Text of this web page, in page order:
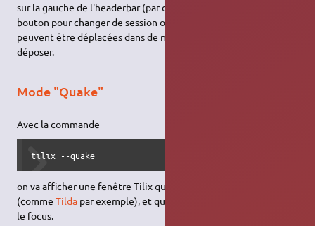
sur la gauche de l'headerbar (par défaut, "1/1"), cliquez sur ce
bouton pour changer de session ou en fermer. Les sessions
peuvent être déplacées dans de nouvelles fenêtres par glisser-
déposer.
Mode "Quake"
Avec la commande
tilix --quake
on va afficher une fenêtre Tilix qui "descend" sur le bureau
(commeTilda par exemple), et qui est masquée quand elle perd
le focus.